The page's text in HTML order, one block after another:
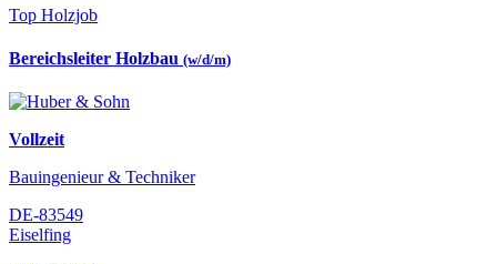
Top Holzjob
Bereichsleiter Holzbau (w/d/m)
Vollzeit
Bauingenieur & Techniker
DE-83549
Eiselfing